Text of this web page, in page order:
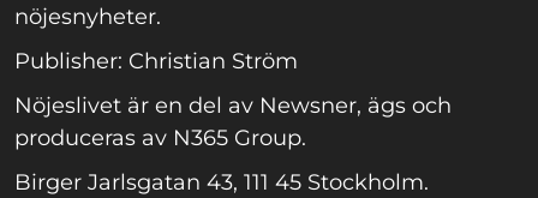
nöjesnyheter.
Publisher: Christian Ström
Nöjeslivet är en del av Newsner, ägs och
produceras av N365 Group.
Birger Jarlsgatan 43, 111 45 Stockholm.